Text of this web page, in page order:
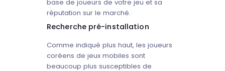
base de joueurs de votre jeu et sa
réputation sur le marché.
Recherche pré-installation
Comme indiqué plus haut, les joueurs
coréens de jeux mobiles sont
beaucoup plus susceptibles de